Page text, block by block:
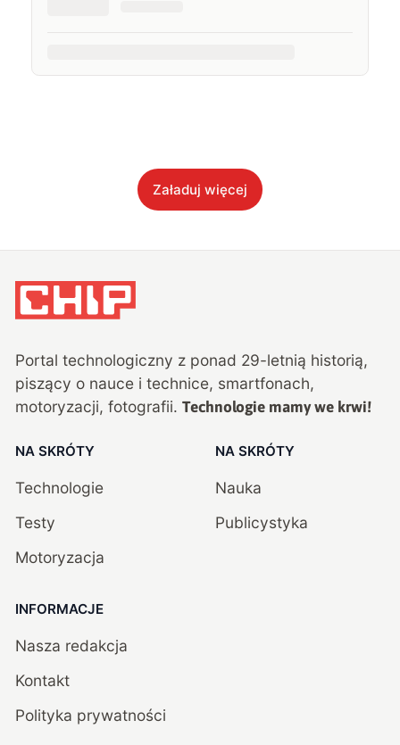
Załaduj więcej
Portal technologiczny z ponad 29-letnią historią,
piszący o nauce i technice, smartfonach,
motoryzacji, fotografii. Technologie mamy we krwi!
NA SKRÓTY
Technologie
Testy
Motoryzacja
NA SKRÓTY
Nauka
Publicystyka
INFORMACJE
Nasza redakcja
Kontakt
Polityka prywatności